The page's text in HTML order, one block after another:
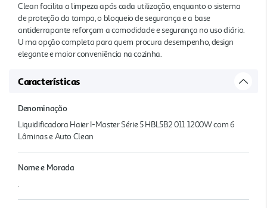
Clean facilita a limpeza após cada utilização, enquanto o sistema
de proteção da tampa, o bloqueio de segurança e a base
antiderrapante reforçam a comodidade e segurança no uso diário.
U ma opção completa para quem procura desempenho, design
elegante e maior conveniência na cozinha.
Características
Denominação
Liquidificadora Haier I-Master Série 5 HBL5B2 011 1200W com 6
Lâminas e Auto Clean
Nome e Morada
.